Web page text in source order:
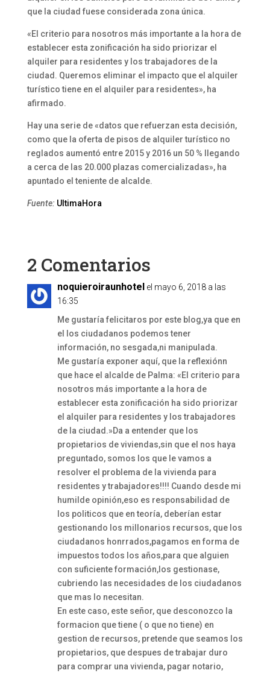
que la ciudad fuese considerada zona única.
«El criterio para nosotros más importante a la hora de
establecer esta zonificación ha sido priorizar el
alquiler para residentes y los trabajadores de la
ciudad. Queremos eliminar el impacto que el alquiler
turístico tiene en el alquiler para residentes», ha
afirmado.
Hay una serie de «datos que refuerzan esta decisión,
como que la oferta de pisos de alquiler turístico no
reglados aumentó entre 2015 y 2016 un 50 % llegando
a cerca de las 20.000 plazas comercializadas», ha
apuntado el teniente de alcalde.
Fuente: UltimaHora
2 Comentarios
noquieroiraunhotel el mayo 6, 2018 a las
16:35
Me gustaría felicitaros por este blog,ya que en
el los ciudadanos podemos tener
información, no sesgada,ni manipulada.
Me gustaría exponer aquí, que la reflexiónn
que hace el alcalde de Palma: «El criterio para
nosotros más importante a la hora de
establecer esta zonificación ha sido priorizar
el alquiler para residentes y los trabajadores
de la ciudad.»Da a entender que los
propietarios de viviendas,sin que el nos haya
preguntado, somos los que le vamos a
resolver el problema de la vivienda para
residentes y trabajadores!!!! Cuando desde mi
humilde opinión,eso es responsabilidad de
los politicos que en teoría, deberían estar
gestionando los millonarios recursos, que los
ciudadanos honrrados,pagamos en forma de
impuestos todos los años,para que alguien
con suficiente formación,los gestionase,
cubriendo las necesidades de los ciudadanos
que mas lo necesitan.
En este caso, este señor, que desconozco la
formacion que tiene ( o que no tiene) en
gestion de recursos, pretende que seamos los
propietarios, que despues de trabajar duro
para comprar una vivienda, pagar notario,